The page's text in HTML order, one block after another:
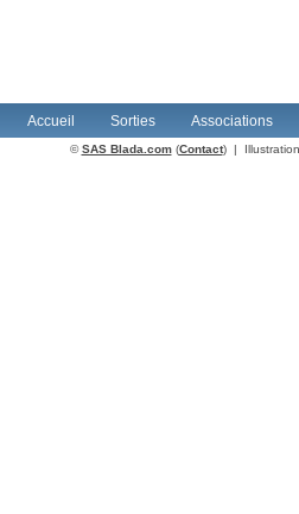
Accueil Sorties Associations
©SAS Blada.com(Contact) |